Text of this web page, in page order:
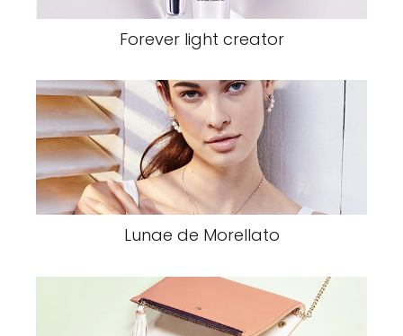
Forever light creator
Lunae de Morellato